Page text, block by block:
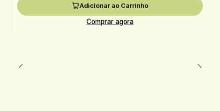
Adicionar ao Carrinho
Comprar agora